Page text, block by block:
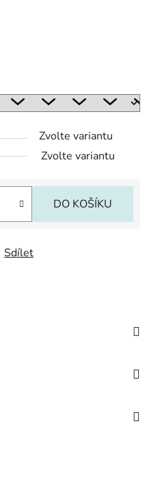
Zvolte variantu
Zvolte variantu
DO KOŠÍKU
Sdílet